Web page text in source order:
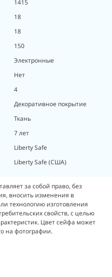
1415
18
18
150
Электронные
Нет
4
Декоративное покрытие
Ткань
7 лет
Liberty Safe
Liberty Safe (США)
за собой право, без
вносить изменения в
технологию изготовления
свойств, с целью
Цвет сейфа может
на фотографии.